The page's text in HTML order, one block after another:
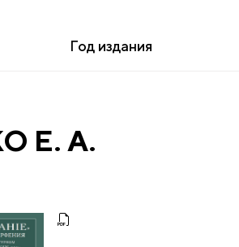
Год издания
Е. А.